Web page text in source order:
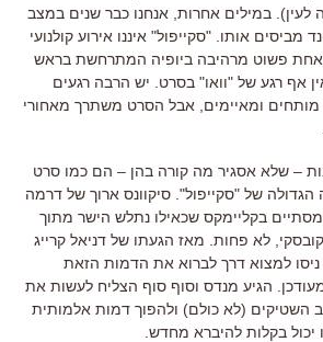
לעין). במילים אחרות, אנחנו כבר שנים במצב
מביסים אותו. "סקייפול" איננו אירוע קולנועי
אחת פשוט מרהיבה ביופיה המתרחשת בראש
אף רגע של "וואו" בסרט. יש הרבה רגעים
ומאיימים, אבל הסרט משתרך מאחורי
– שלא אסגיר מה קורה בהן – הם כמו סרט
של "סקייפול". סיקוונס ארוך של דרמה
בקליימקס שכאילו נתלש הישר מתוך
לא פחות. מאז הגעתו של דניאל קרייג
למצוא דרך לברוא את הדמות הזאת
הגיע מנדס וסוף סוף הצליח לעשות את
השטיקים (לא כולם) ולהפוך דמות אלמותית
בקלות להיברא מחדש.